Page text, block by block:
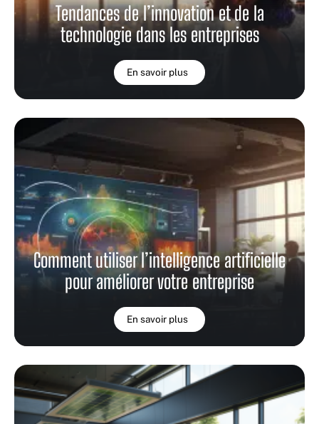
Tendances de l’innovation et de la
technologie dans les entreprises
En savoir plus
Comment utiliser l’intelligence artificielle
pour améliorer votre entreprise
En savoir plus